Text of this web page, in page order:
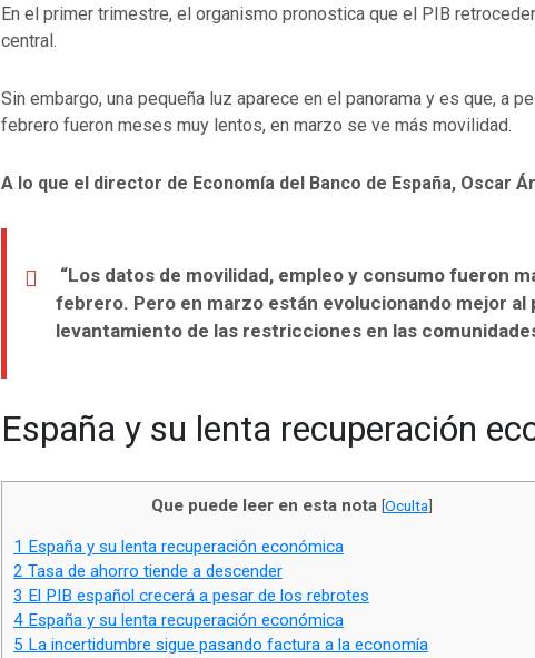
En el primer trimestre, el organismo pronostica que el PIB
central.
Sin embargo, una pequeña luz aparece en el panorama y es que, a
febrero fueron meses muy lentos, en marzo se ve más movilidad.
A lo que el director de Economía del Banco de España, Oscar
“Los datos de movilidad, empleo y consumo fueron
febrero. Pero en marzo están evolucionando mejor al
levantamiento de las restricciones en las
España y su lenta recuperación
Que puede leer en esta nota [Oculta]
1 España y su lenta recuperación económica
2 Tasa de ahorro tiende a descender
3 El PIB español crecerá a pesar de los rebrotes
4España y su lenta recuperación económica
5 La incertidumbre sigue pasando factura a la economía